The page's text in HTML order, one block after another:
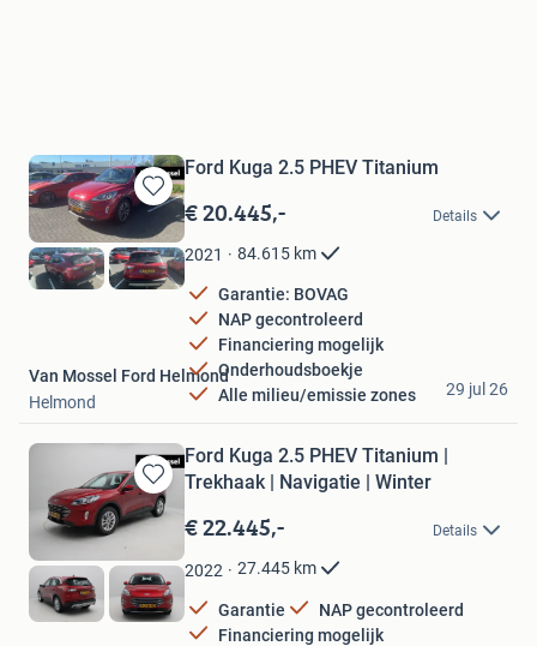
Bewaren
Mijn
Favorieten
Ford Kuga 2.5 PHEV Titanium
€ 20.445,- Details
2021 84.615 km
Garantie: BOVAG
NAP gecontroleerd
Financiering mogelijk
Onderhoudsboekje
Alle milieu/emissie zones
Van Mossel Ford Helmond
Helmond
29 jul 26
Bewaren
in
Favorieten
Ford Kuga 2.5 PHEV Titanium |
Trekhaak | Navigatie | Winter
€ 22.445,- Details
2022 27.445 km
Garantie
NAP gecontroleerd
Financiering mogelijk